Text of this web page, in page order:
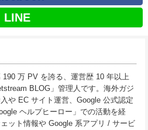
LINE
190 万 PV を誇る、運営歴 10 年以上
BLOG」管理人です。海外ガジ
や EC サイト運営、Google 公式認定
ヘルプヒーロー」での活動を経
ット情報や Google 系アプリ / サービ